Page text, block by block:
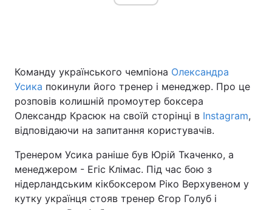
Команду українського чемпіона Олександра
Усика покинули його тренер і менеджер. Про це
розповів колишній промоутер боксера
Олександр Красюк на своїй сторінці в Instagram,
відповідаючи на запитання користувачів.
Тренером Усика раніше був Юрій Ткаченко, а
менеджером - Егіс Клімас. Під час бою з
нідерландським кікбоксером Ріко Верхувеном у
кутку українця стояв тренер Єгор Голуб і